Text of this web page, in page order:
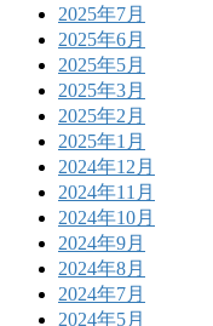
2025年7月
2025年6月
2025年5月
2025年3月
2025年2月
2025年1月
2024年12月
2024年11月
2024年10月
2024年9月
2024年8月
2024年7月
2024年5月